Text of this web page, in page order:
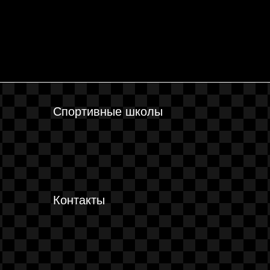
Спортивные школы
Контакты